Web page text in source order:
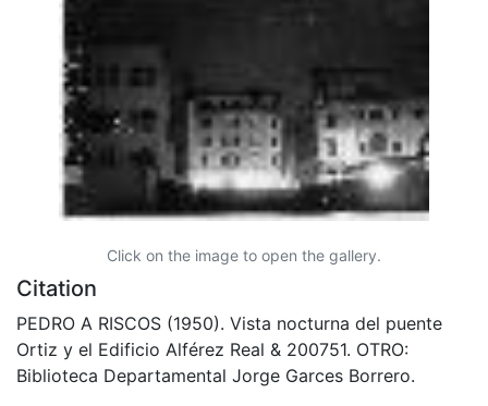
Click on the image to open the gallery.
Citation
PEDRO A RISCOS (1950). Vista nocturna del puente
Ortiz y el Edificio Alférez Real & 200751. OTRO:
Biblioteca Departamental Jorge Garces Borrero.